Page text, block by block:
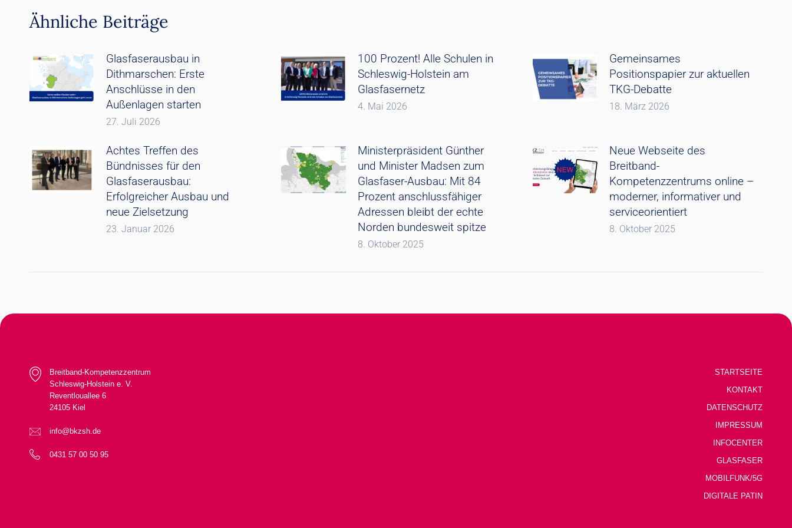
Ähnliche Beiträge
Glasfaserausbau in
Dithmarschen: Erste
Anschlüsse in den
Außenlagen starten
27. Juli 2026
100 Prozent! Alle Schulen in
Schleswig-Holstein am
Glasfasernetz
4. Mai 2026
Gemeinsames
Positionspapier zur aktuellen
TKG-Debatte
18. März 2026
Achtes Treffen des
Bündnisses für den
Glasfaserausbau:
Erfolgreicher Ausbau und
neue Zielsetzung
23. Januar 2026
Ministerpräsident Günther
und Minister Madsen zum
Glasfaser-Ausbau: Mit 84
Prozent anschlussfähiger
Adressen bleibt der echte
Norden bundesweit spitze
8. Oktober 2025
Neue Webseite des
Breitband-
Kompetenzzentrums online –
moderner, informativer und
serviceorientiert
8. Oktober 2025
Breitband-Kompetenzzentrum
Schleswig-Holstein e. V.
Reventlouallee 6
24105 Kiel
info@bkzsh.de
0431 57 00 50 95
STARTSEITE
KONTAKT
DATENSCHUTZ
IMPRESSUM
INFOCENTER
GLASFASER
MOBILFUNK/5G
DIGITALE PATIN